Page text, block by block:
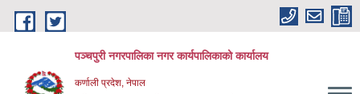
Skip to main content
पञ्चपुरी नगरपालिका नगर कार्यपालिकाको कार्यालय
कर्णाली प्रदेश, नेपाल